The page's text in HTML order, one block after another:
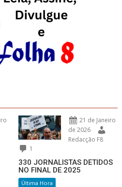
21 de Janeiro
de 2026
Redacção F8
1
330 JORNALISTAS DETIDOS
NO FINAL DE 2025
Última Hora